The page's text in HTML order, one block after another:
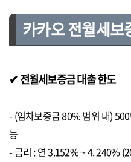
카카오 전월세보
✔ 전월세보증금 대출 한도
- (임차보증금 80% 범위 내)
능
- 금리 : 연 3.152% ~ 4. 240%